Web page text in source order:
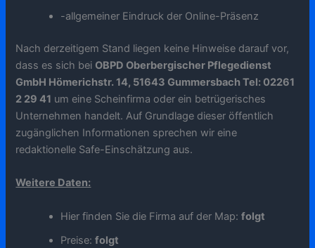
-allgemeiner Eindruck der Online-Präsenz
Nach derzeitigem Stand liegen keine Hinweise darauf vor,
dass es sich bei OBPD Oberbergischer Pflegedienst
GmbH Hömerichstr. 14, 51643 Gummersbach Tel: 02261
2 29 41 um eine Scheinfirma oder ein betrügerisches
Unternehmen handelt. Auf Grundlage dieser öffentlich
zugänglichen Informationen sprechen wir eine
redaktionelle Safe-Einschätzung aus.
Weitere Daten:
Hier finden Sie die Firma auf der Map:folgt
Preise:folgt